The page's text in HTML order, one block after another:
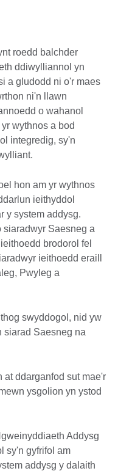
roedd balchder
ddiwylliannol yn
a gludodd ni o'r maes
ni'n llawn
o wahanol
wythnos a bod
integredig, sy'n
hon am yr wythnos
ieithyddol
y system addysg.
siaradwyr Saesneg a
brodorol fel
ieithoedd eraill
Pwyleg a
swyddogol, nid yw
siarad Saesneg na
at ddarganfod sut mae'r
ysgolion yn ystod
Addysg
sy'n gyfrifol am
addysg y dalaith